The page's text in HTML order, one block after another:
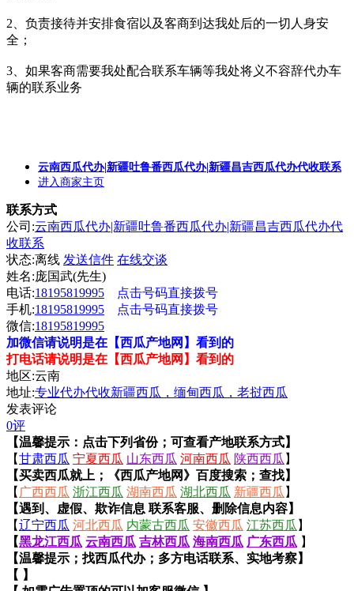
2、负责接待并安排食宿以及客商到达我处后的一切人身安
全；
3、如果客商需要我处配合联系车辆等我处将义不容辞代办车
辆的联系业务
云南西瓜代办|新疆吐鲁番西瓜代办|新疆昌吉西瓜代办代收联系
进入商家主页
联系方式
公司:云南西瓜代办|新疆吐鲁番西瓜代办|新疆昌吉西瓜代办代
收联系
状态:离线 发送信件 在线交谈
姓名:庞国武(先生)
电话:18195819995
点击号码直接拨号
手机:18195819995
点击号码直接拨号
微信:18195819995
加微信请说明是在【西瓜产地网】看到的
打电话请说明是在【西瓜产地网】看到的
地区:云南
地址:专业代办代收新疆西瓜，缅甸西瓜，老挝西瓜
发表评论
0评
【温馨提示：点击下列省份；可查看产地联系方式】
【甘肃西瓜 宁夏西瓜 山东西瓜 河南西瓜 陕西西瓜 】
【买卖西瓜就上；《西瓜产地网》百度搜索；查找】
【 广西西瓜 浙江西瓜 湖南西瓜 湖北西瓜 新疆西瓜 】
【遇到、虚假、欺诈信息 联系客服、删除信息内容】
【辽宁西瓜 河北西瓜 内蒙古西瓜 安徽西瓜 江苏西瓜 】
【黑龙江西瓜 云南西瓜 吉林西瓜 海南西瓜 广东西瓜 】
【温馨提示；找西瓜代办；多方电话联系、实地考察】
【 】